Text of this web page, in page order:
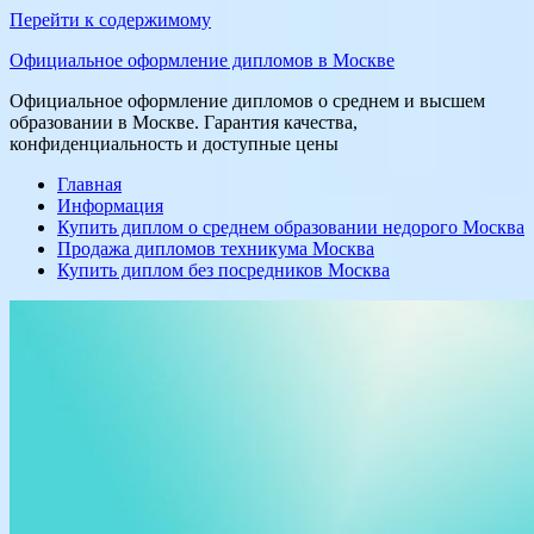
Перейти к содержимому
Официальное оформление дипломов в Москве
Официальное оформление дипломов о среднем и высшем
образовании в Москве. Гарантия качества,
конфиденциальность и доступные цены
Главная
Информация
Купить диплом о среднем образовании недорого Москва
Продажа дипломов техникума Москва
Купить диплом без посредников Москва